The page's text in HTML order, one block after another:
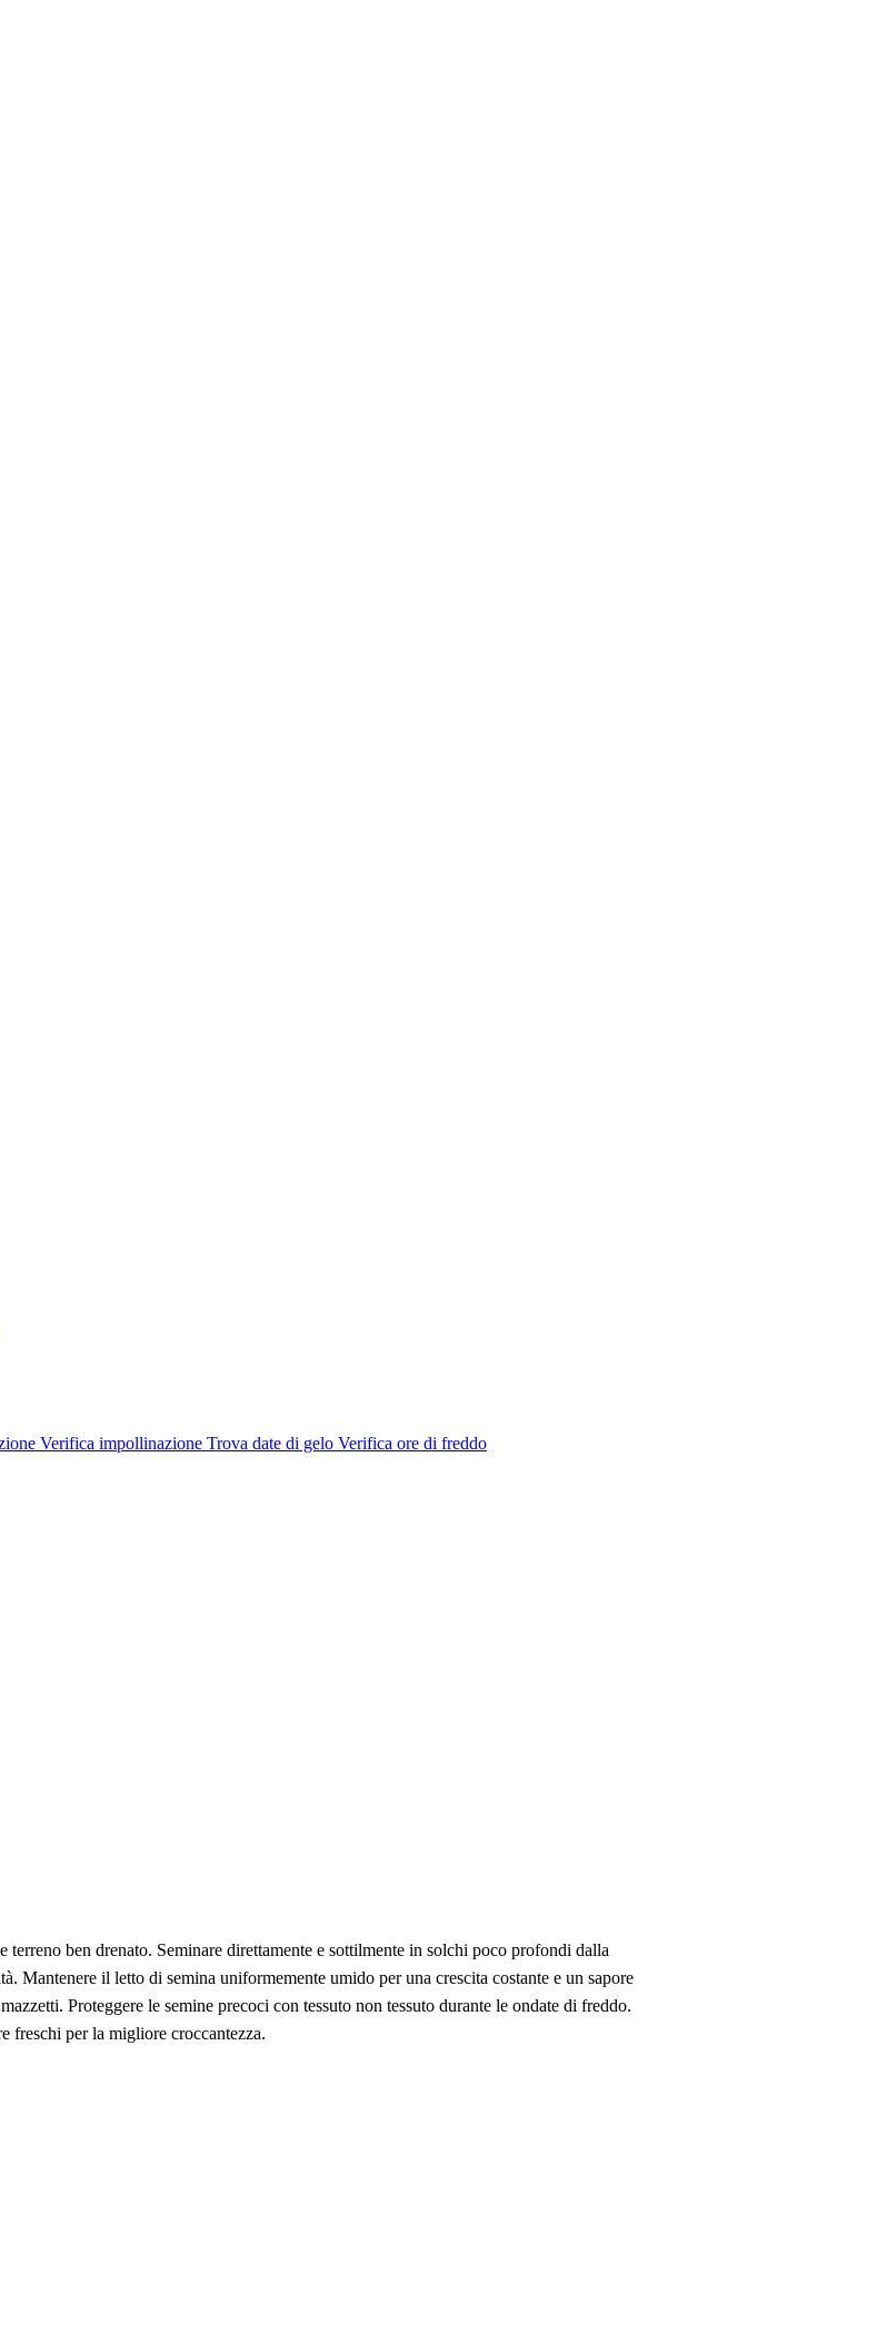
Verifica impollinazione Trova date di gelo Verifica ore di freddo
ben drenato. Seminare direttamente e sottilmente in solchi poco profondi dalla
Mantenere il letto di semina uniformemente umido per una crescita costante e un sapore
Proteggere le semine precoci con tessuto non tessuto durante le ondate di freddo.
freschi per la migliore croccantezza.